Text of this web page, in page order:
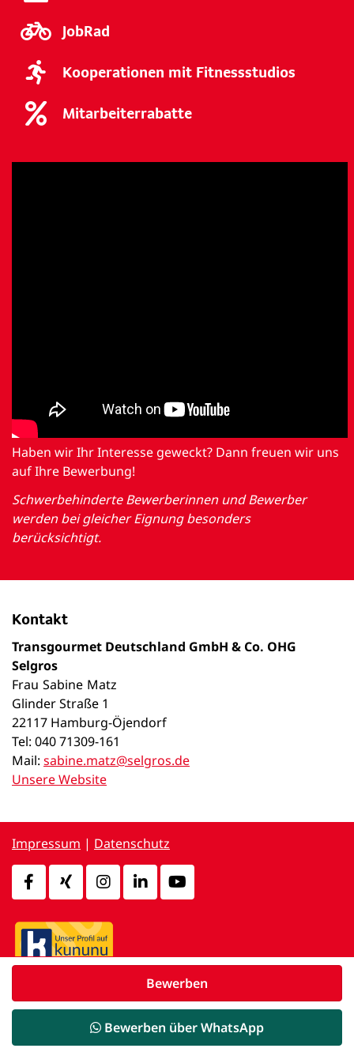
JobRad
Kooperationen mit Fitnessstudios
Mitarbeiterrabatte
Haben wir Ihr Interesse geweckt? Dann freuen wir uns
auf Ihre Bewerbung!
Schwerbehinderte Bewerberinnen und Bewerber
werden bei gleicher Eignung besonders
berücksichtigt.
Kontakt
Transgourmet Deutschland GmbH & Co. OHG
Selgros
Frau Sabine Matz
Glinder Straße 1
22117 Hamburg-Öjendorf
Tel: 040 71309-161
Mail: sabine.matz@selgros.de
Unsere Website
Bewerben über WhatsApp
Bewerben
Impressum | Datenschutz